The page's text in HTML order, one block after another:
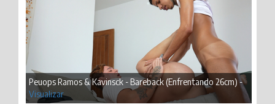
Peuops Ramos & Kavinsck - Bareback (Enfrentando 26cm) -
Visualizar